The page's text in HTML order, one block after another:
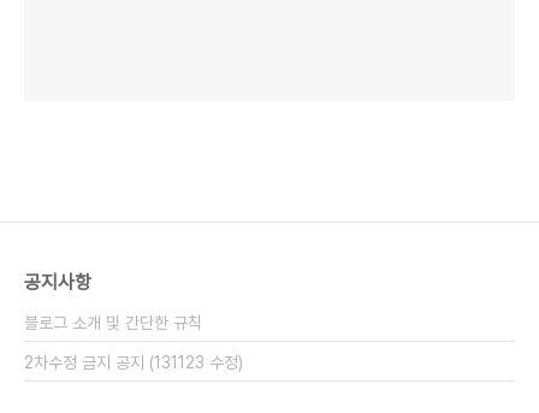
공지사항
블로그 소개 및 간단한 규칙
2차수정 금지 공지 (131123 수정)